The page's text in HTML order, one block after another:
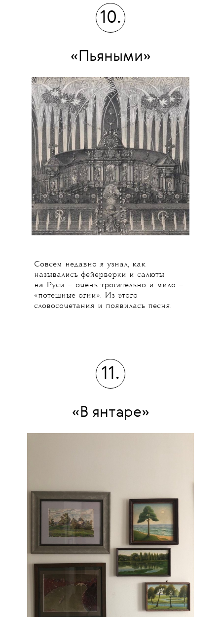
10.
«Пьяными»
Совсем недавно я узнал, как
назывались фейерверки и салюты
на Руси — очень трогательно и мило —
«потешные огни». Из этого
словосочетания и появилась песня.
11.
«В янтаре»